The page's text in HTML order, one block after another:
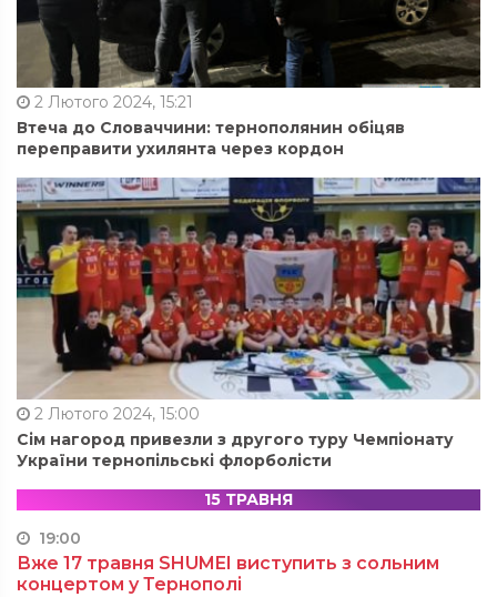
2 Лютого 2024, 15:21
Втеча до Словаччини: тернополянин обіцяв
переправити ухилянта через кордон
2 Лютого 2024, 15:00
Сім нагород привезли з другого туру Чемпіонату
України тернопільські флорболісти
15 ТРАВНЯ
19:00
Вже 17 травня SHUMEI виступить з сольним
концертом у Тернополі